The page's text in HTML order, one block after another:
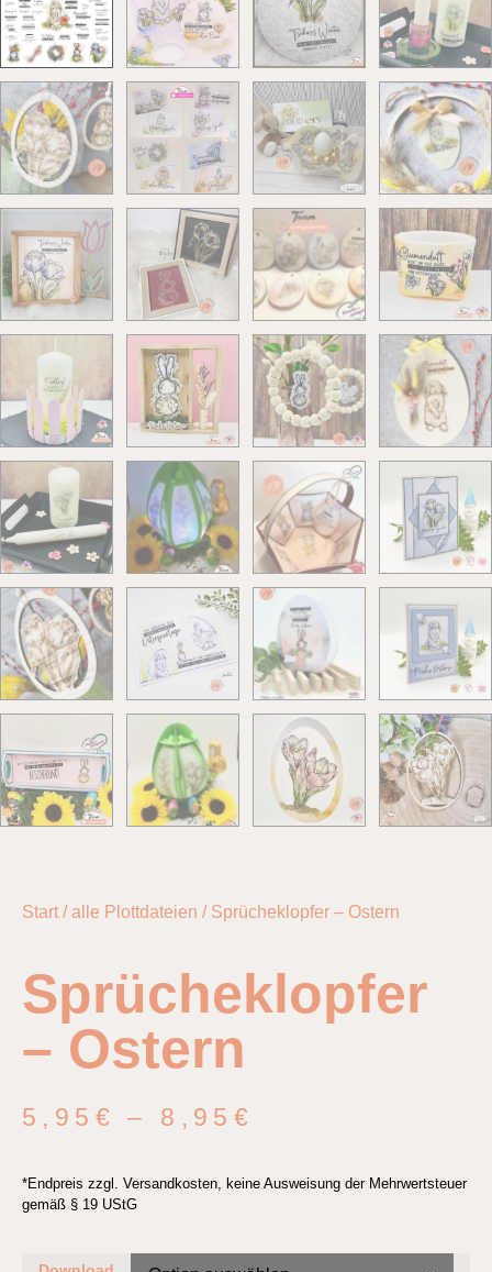
Start /alle Plottdateien / Sprücheklopfer – Ostern
Sprücheklopfer
– Ostern
5,95 € – 8,95 €
*Endpreis zzgl. Versandkosten, keine Ausweisung der Mehrwertsteuer
gemäß § 19 UStG